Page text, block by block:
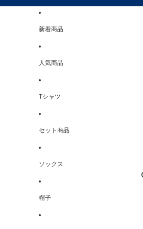
新着商品
人気商品
Tシャツ
セット商品
ソックス
帽子